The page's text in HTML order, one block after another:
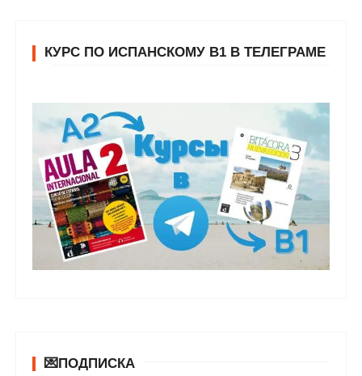
КУРС ПО ИСПАНСКОМУ В1 В ТЕЛЕГРАМЕ
💌ПОДПИСКА